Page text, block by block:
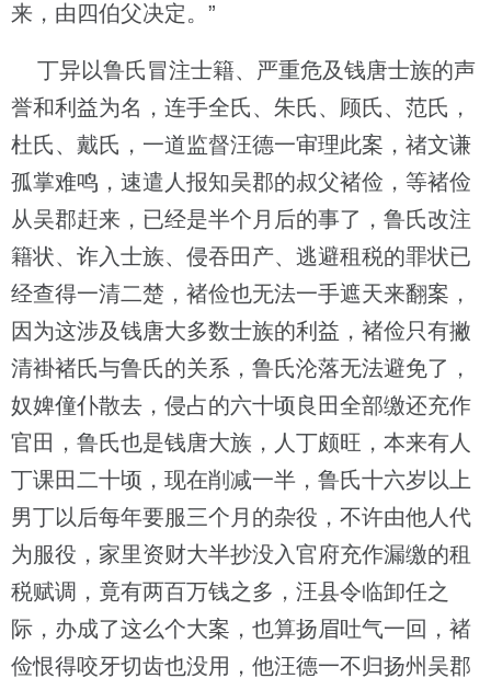
来，由四伯父决定。”
丁异以鲁氏冒注士籍、严重危及钱唐士族的声
誉和利益为名，连手全氏、朱氏、顾氏、范氏，
杜氏、戴氏，一道监督汪德一审理此案，禇文谦
孤掌难鸣，速遣人报知吴郡的叔父褚俭，等褚俭
从吴郡赶来，已经是半个月后的事了，鲁氏改注
籍状、诈入士族、侵吞田产、逃避租税的罪状已
经查得一清二楚，褚俭也无法一手遮天来翻案，
因为这涉及钱唐大多数士族的利益，褚俭只有撇
清褂褚氏与鲁氏的关系，鲁氏沦落无法避免了，
奴婢僮仆散去，侵占的六十顷良田全部缴还充作
官田，鲁氏也是钱唐大族，人丁颇旺，本来有人
丁课田二十顷，现在削减一半，鲁氏十六岁以上
男丁以后每年要服三个月的杂役，不许由他人代
为服役，家里资财大半抄没入官府充作漏缴的租
税赋调，竟有两百万钱之多，汪县令临卸任之
际，办成了这么个大案，也算扬眉吐气一回，褚
俭恨得咬牙切齿也没用，他汪德一不归扬州吴郡